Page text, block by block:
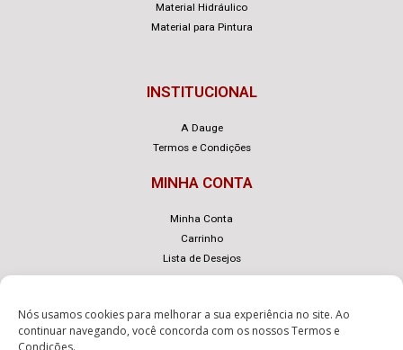
Nós usamos cookies para melhorar a sua experiência no site. Ao
continuar navegando, você concorda com os nossosTermos e
Condições.
Material Hidráulico
Material para Pintura
INSTITUCIONAL
A Dauge
Termos e Condições
MINHA CONTA
Minha Conta
Carrinho
Lista de Desejos